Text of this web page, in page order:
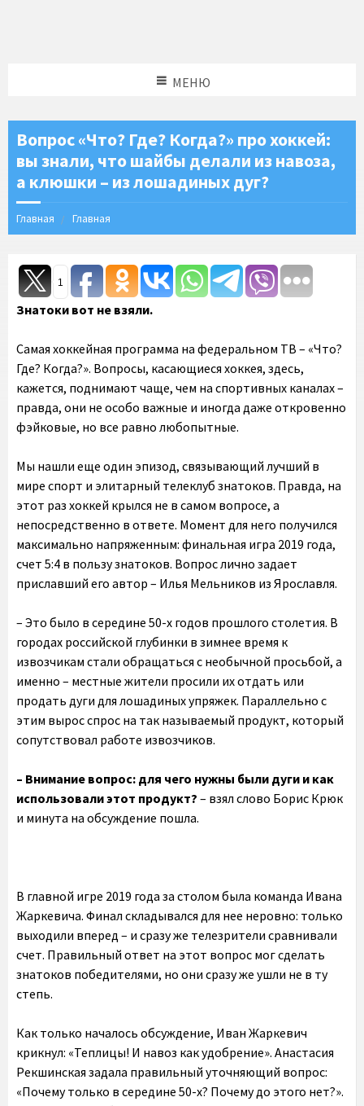
МЕНЮ
Вопрос «Что? Где? Когда?» про хоккей:
вы знали, что шайбы делали из навоза,
а клюшки – из лошадиных дуг?
Главная Главная
1
Знатоки вот не взяли.
Самая хоккейная программа на федеральном ТВ – «Что?
Где? Когда?». Вопросы, касающиеся хоккея, здесь,
кажется, поднимают чаще, чем на спортивных каналах –
правда, они не особо важные и иногда даже откровенно
фэйковые, но все равно любопытные.
Мы нашли еще один эпизод, связывающий лучший в
мире спорт и элитарный телеклуб знатоков. Правда, на
этот раз хоккей крылся не в самом вопросе, а
непосредственно в ответе. Момент для него получился
максимально напряженным: финальная игра 2019 года,
счет 5:4 в пользу знатоков. Вопрос лично задает
приславший его автор – Илья Мельников из Ярославля.
– Это было в середине 50-х годов прошлого столетия. В
городах российской глубинки в зимнее время к
извозчикам стали обращаться с необычной просьбой, а
именно – местные жители просили их отдать или
продать дуги для лошадиных упряжек. Параллельно с
этим вырос спрос на так называемый продукт, который
сопутствовал работе извозчиков.
– Внимание вопрос: для чего нужны были дуги и как
использовали этот продукт? – взял слово Борис Крюк
и минута на обсуждение пошла.
В главной игре 2019 года за столом была команда Ивана
Жаркевича. Финал складывался для нее неровно: только
выходили вперед – и сразу же телезрители сравнивали
счет. Правильный ответ на этот вопрос мог сделать
знатоков победителями, но они сразу же ушли не в ту
степь.
Как только началось обсуждение, Иван Жаркевич
крикнул: «Теплицы! И навоз как удобрение». Анастасия
Рекшинская задала правильный уточняющий вопрос:
«Почему только в середине 50-х? Почему до этого нет?».